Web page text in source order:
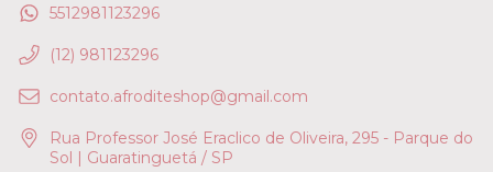
5512981123296
(12) 981123296
contato.afroditeshop@gmail.com
Rua Professor José Eraclico de Oliveira, 295 - Parque do
Sol | Guaratinguetá / SP